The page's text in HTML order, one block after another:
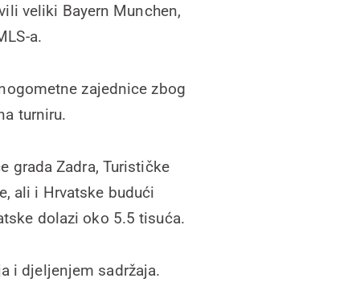
veliki Bayern Munchen,
a.
zajednice zbog
turniru.
grada Zadra, Turističke
ali i Hrvatske budući
dolazi oko 5.5 tisuća.
i djeljenjem sadržaja.